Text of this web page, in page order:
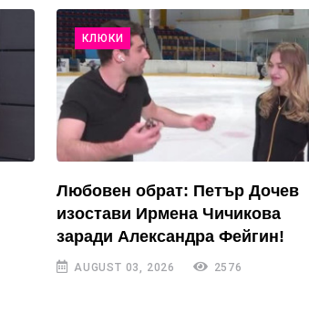
КЛЮКИ
Любовен обрат: Петър Дочев
изостави Ирмена Чичикова
заради Александра Фейгин!
AUGUST 03, 2026 2576